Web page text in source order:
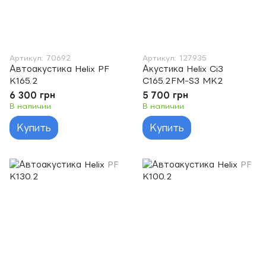
Артикул: 70692
Автоакустика Helix PF
K165.2
6 300 грн
В наличии
Купить
Артикул: 127935
Акустика Helix Ci3
C165.2FM-S3 MK2
5 700 грн
В наличии
Купить